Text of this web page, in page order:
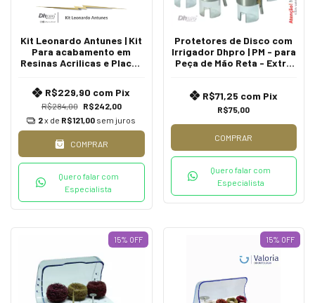
Kit Leonardo Antunes | Kit
Para acabamento em
Resinas Acrilicas e Placas
Peça de Mão
R$284,00 R$242,00
R$229,90 com Pix
2x de R$121,00 sem juros
COMPRAR
Quero falar com
Especialista
Protetores de Disco com
Irrigador Dhpro | PM - para
Peça de Mão Reta - Extra
R$75,00
R$71,25 com Pix
COMPRAR
Quero falar com
Especialista
15% OFF 15% OFF